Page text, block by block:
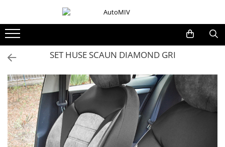
Oferta Saptamanii
Butoane Geam
Bloc Lumini
Butoane Reglare Oglinzi
Seturi Butoane
Butoane Blocare/Deblocare
SET HUSE SCAUN DIAMOND GRI